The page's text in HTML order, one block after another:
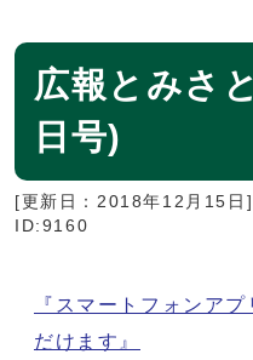
広報とみさ
日号)
[更新日： 2018年12月15日 ]
ID:9160
『スマートフォンア
だけます』